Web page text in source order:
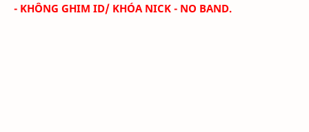
- KHÔNG GHIM ID/ KHÓA NICK - NO BAND.